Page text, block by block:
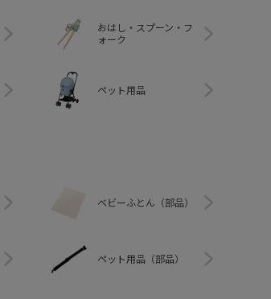
おはし・スプーン・フ
ォーク
ペット用品
ベビーふとん（部品）
ペット用品（部品）